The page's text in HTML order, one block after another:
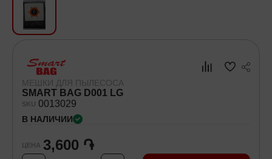
Самокаты и Гироскутеры
МЕШКИ ДЛЯ ПЫЛЕСОСА
SMART BAG D001 LG
SKU 0013029
В НАЛИЧИИ
ЦЕНА 3,600 ֏